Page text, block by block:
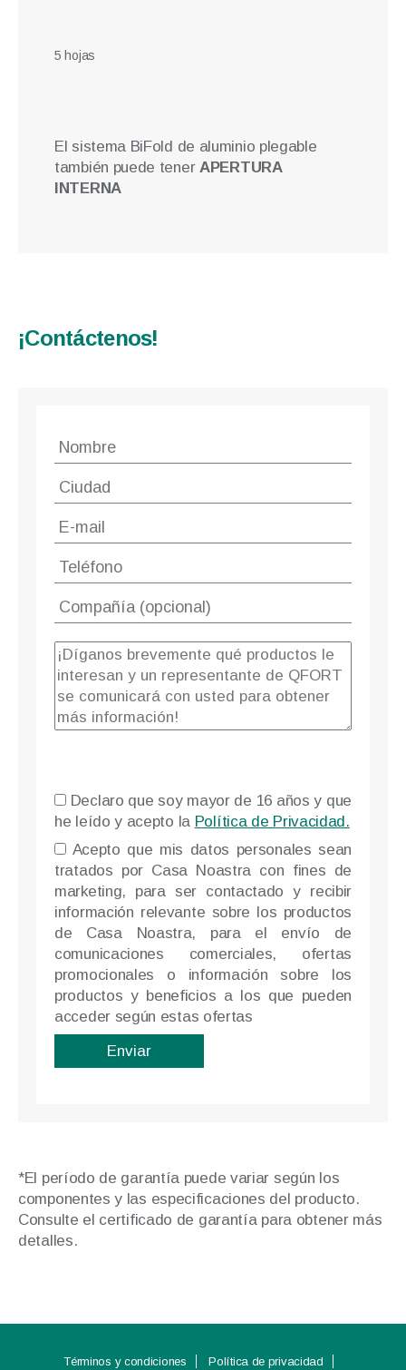
5 hojas
El sistema BiFold de aluminio plegable
también puede tener APERTURA
INTERNA
¡Contáctenos!
Declaro que soy mayor de 16 años y que
he leído y acepto la Política de Privacidad.
Acepto que mis datos personales sean
tratados por Casa Noastra con fines de
marketing, para ser contactado y recibir
información relevante sobre los productos
de Casa Noastra, para el envío de
comunicaciones comerciales, ofertas
promocionales o información sobre los
productos y beneficios a los que pueden
acceder según estas ofertas
Please
*El período de garantía puede variar según los
componentes y las especificaciones del producto.
Consulte el certificado de garantía para obtener más
detalles.
Términos y condiciones Política de privacidad